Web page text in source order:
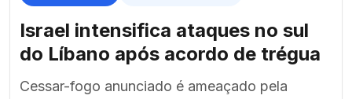
Israel intensifica ataques no sul
do Líbano após acordo de trégua
Cessar-fogo anunciado é ameaçado pela